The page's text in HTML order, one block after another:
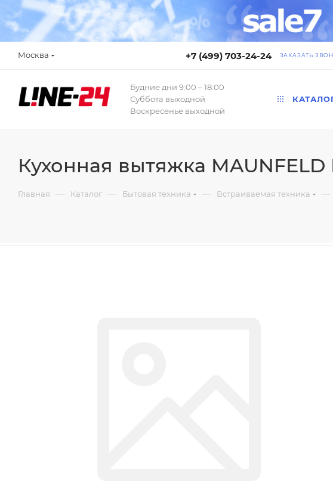
Москва +7 (499) 703-24-24 ЗАКАЗАТЬ
Будние дни 9:00 – 18:00
Суббота выходной
Воскресенье выходной
Кухонная вытяжка
Главная — Каталог — Бытовая техника — Встраиваемая техника —